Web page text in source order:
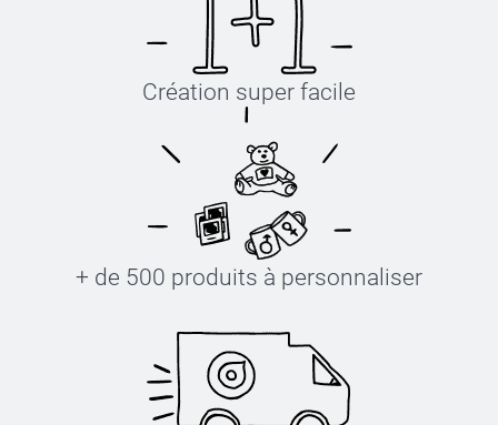
Création super facile
+ de 500 produits à personnaliser